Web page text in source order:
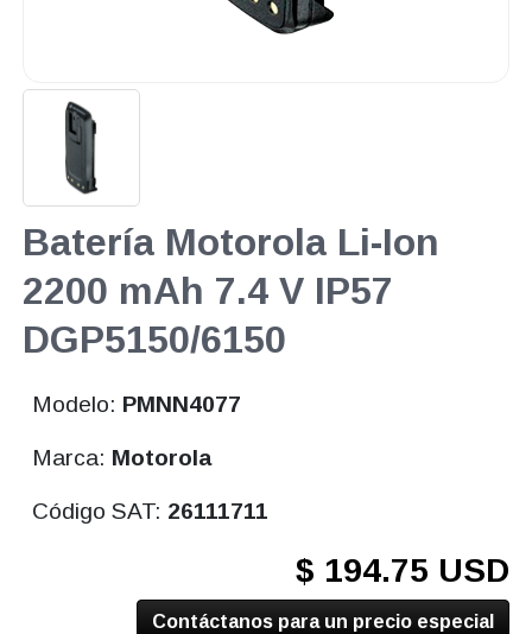
Batería Motorola Li-Ion
2200 mAh 7.4 V IP57
DGP5150/6150
Modelo: PMNN4077
Marca: Motorola
Código SAT: 26111711
$ 194.75 USD
Contáctanos para un precio especial